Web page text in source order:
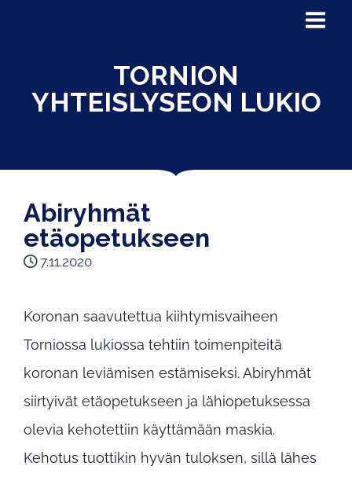
TORNION
YHTEISLYSEON LUKIO
Abiryhmät
etäopetukseen
7.11.2020
Koronan saavutettua kiihtymisvaiheen
Torniossa lukiossa tehtiin toimenpiteitä
koronan leviämisen estämiseksi. Abiryhmät
siirtyivät etäopetukseen ja lähiopetuksessa
olevia kehotettiin käyttämään maskia.
Kehotus tuottikin hyvän tuloksen, sillä lähes